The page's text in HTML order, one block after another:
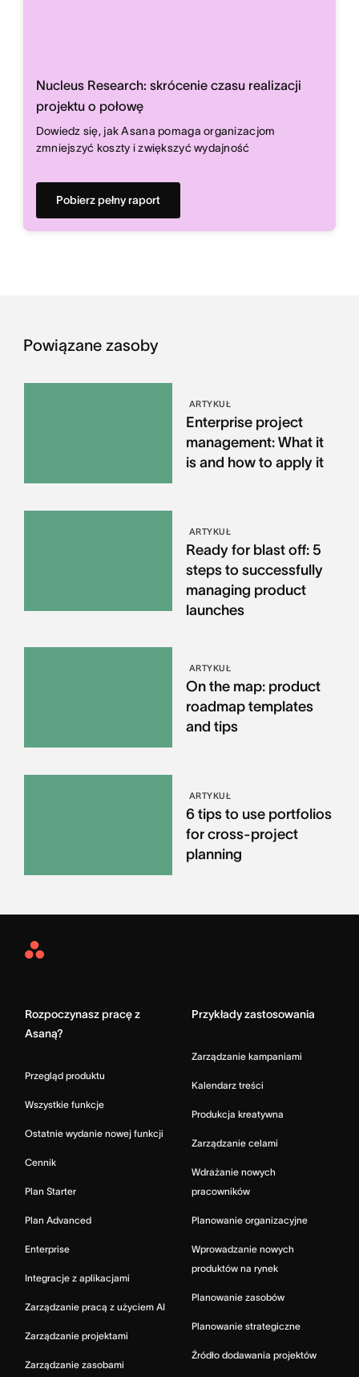
Nucleus Research: skrócenie czasu realizacji
projektu o połowę
Dowiedz się, jak Asana pomaga organizacjom
zmniejszyć koszty i zwiększyć wydajność
Pobierz pełny raport
Powiązane zasoby
ARTYKUŁ
Enterprise project
management: What it
is and how to apply it
ARTYKUŁ
Ready for blast off: 5
steps to successfully
managing product
launches
ARTYKUŁ
On the map: product
roadmap templates
and tips
ARTYKUŁ
6 tips to use portfolios
for cross-project
planning
Asana
Rozpoczynasz pracę z
Asaną?
Przegląd produktu
Wszystkie funkcje
Ostatnie wydanie nowej funkcji
Cennik
Plan Starter
Plan Advanced
Enterprise
Integracje z aplikacjami
Zarządzanie pracą z użyciem AI
Zarządzanie projektami
Zarządzanie zasobami
Przykłady zastosowania
Zarządzanie kampaniami
Kalendarz treści
Produkcja kreatywna
Zarządzanie celami
Wdrażanie nowych
pracowników
Planowanie organizacyjne
Wprowadzanie nowych
produktów na rynek
Planowanie zasobów
Planowanie strategiczne
Źródło dodawania projektów